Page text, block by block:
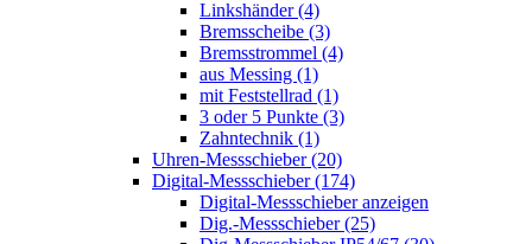
Linkshänder (4)
Bremsscheibe (3)
Bremsstrommel (4)
aus Messing (1)
mit Feststellrad (1)
3 oder 5 Punkte (3)
Zahntechnik (1)
Uhren-Messschieber (20)
Digital-Messschieber (174)
Digital-Messschieber anzeigen
Dig.-Messschieber (25)